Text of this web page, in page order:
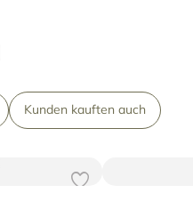
Kunden kauften auch